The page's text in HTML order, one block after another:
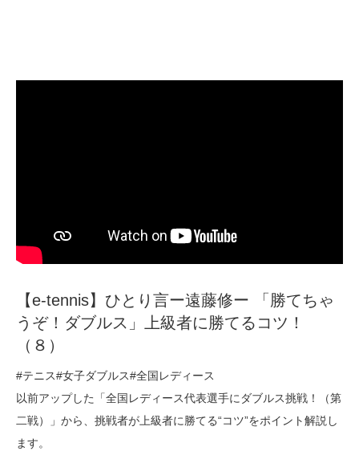
【e-tennis】ひとり言ー遠藤修ー 「勝てちゃ
うぞ！ダブルス」上級者に勝てるコツ！
（８）
#テニス#女子ダブルス#全国レディース
以前アップした「全国レディース代表選手にダブルス挑戦！（第
二戦）」から、挑戦者が上級者に勝てる“コツ”をポイント解説し
ます。